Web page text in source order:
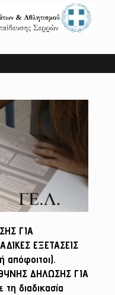
ΓΙΑ
ΕΞΕΤΑΣΕΙΣ
απόφοιτοι).
ΔΗΛΩΣΗΣ ΓΙΑ
διαδικασία